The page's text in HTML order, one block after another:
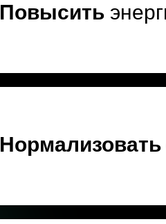
Повысить
Нормализовать